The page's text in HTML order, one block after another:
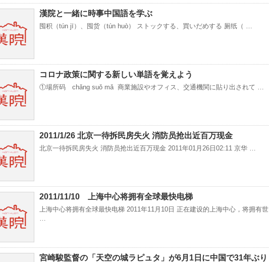
漢院と一緒に時事中国語を学ぶ
囤积（tún jī）、囤货（tún huò） ストックする、買いだめする 厕纸（ …
コロナ政策に関する新しい単語を覚えよう
①場所码 chǎng suǒ mǎ 商業施設やオフィス、交通機関に貼り出されて …
2011/1/26 北京一待拆民房失火 消防员抢出近百万现金
北京一待拆民房失火 消防员抢出近百万现金 2011年01月26日02:11 京华 …
2011/11/10 上海中心将拥有全球最快电梯
上海中心将拥有全球最快电梯 2011年11月10日 正在建设的上海中心，将拥有世
…
宮崎駿監督の「天空の城ラピュタ」が6月1日に中国で31年ぶり